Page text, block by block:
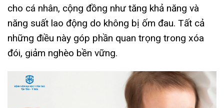
cho cá nhân, cộng đồng như tăng khả năng và
năng suất lao động do không bị ốm đau. Tất cả
những điều này góp phần quan trọng trong xóa
đói, giảm nghèo bền vững.